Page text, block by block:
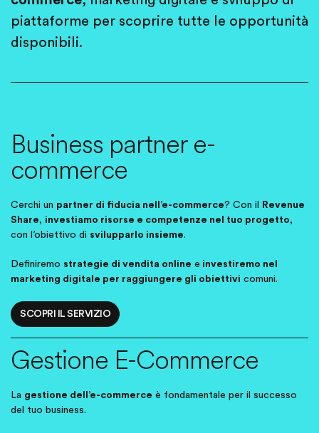
piattaforme per scoprire tutte le opportunità
disponibili.
Business partner e-
commerce
Cerchi un partner di fiducia nell’e-commerce? Con il
Revenue
Share, investiamo risorse e competenze nel tuo progetto,
con l’obiettivo di svilupparlo insieme.
Definiremo strategie di vendita online e investiremo nel
marketing digitale per raggiungere gli obiettivi comuni.
SCOPRI IL SERVIZIO
Gestione E-Commerce
La gestione dell’e-commerce è fondamentale per il successo
del tuo business.